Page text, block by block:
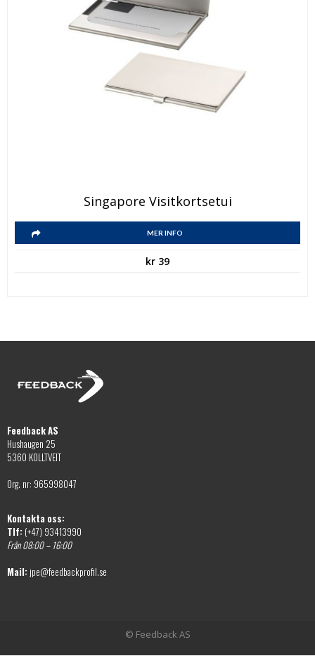
Singapore Visitkortsetui
MER INFO
kr 39
Feedback AS
Hushaugen 25
5360 KOLLTVEIT
Org. nr: 965998047
Kontakta oss:
Tlf: (+47) 93413990
Från 08:00 – 16:00
Mail: jpe@feedbackprofil.se
© Feedback AS